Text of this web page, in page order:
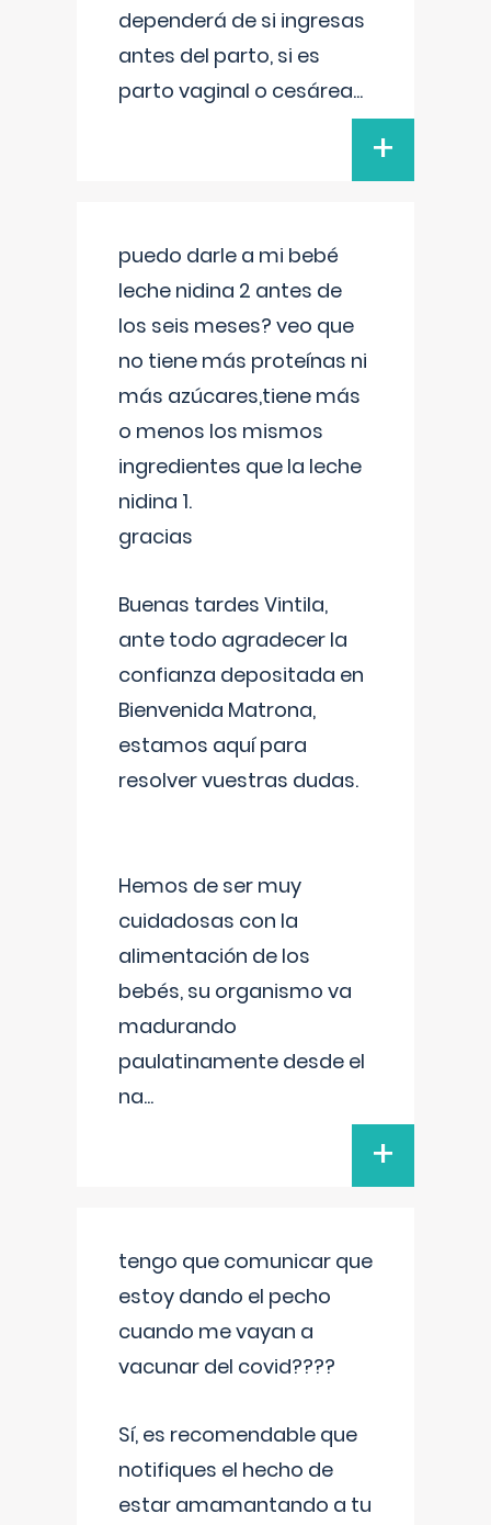
dependerá de si ingresas
antes del parto, si es
parto vaginal o cesárea...
+
puedo darle a mi bebé
leche nidina 2 antes de
los seis meses? veo que
no tiene más proteínas ni
más azúcares,tiene más
o menos los mismos
ingredientes que la leche
nidina 1.
gracias
Buenas tardes Vintila,
ante todo agradecer la
confianza depositada en
Bienvenida Matrona,
estamos aquí para
resolver vuestras dudas.
Hemos de ser muy
cuidadosas con la
alimentación de los
bebés, su organismo va
madurando
paulatinamente desde el
na...
+
tengo que comunicar que
estoy dando el pecho
cuando me vayan a
vacunar del covid????
Sí, es recomendable que
notifiques el hecho de
estar amamantando a tu